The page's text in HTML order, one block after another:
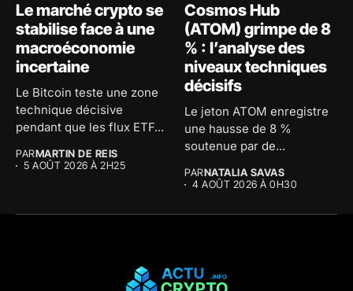
Le marché crypto se
stabilise face à une
macroéconomie
incertaine
Le Bitcoin teste une zone
technique décisive
pendant que les flux ETF...
PARMARTIN DE REIS
5 AOÛT 2026 À 2H25
Cosmos Hub
(ATOM) grimpe de 8
% : l’analyse des
niveaux techniques
décisifs
Le jeton ATOM enregistre
une hausse de 8 %
soutenue par de...
PARNATALIA SAVAS
4 AOÛT 2026 À 0H30